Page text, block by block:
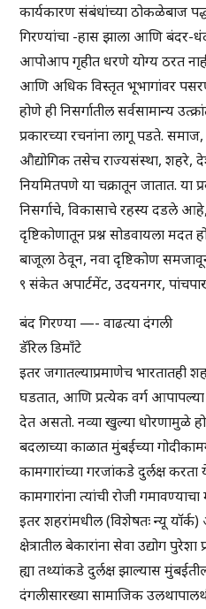
कार्यकारण संबंधांच्या ठोकळेबाज
गिरण्यांचा -हास झाला आणि बंदर-
आपोआप गृहीत धरणे योग्य ठरत
आणि अधिक विस्तृत भूभागांवर
होणे ही निसर्गातील सर्वसामान्य
प्रकारच्या रचनांना लागू पडते.
औद्योगिक तसेच राज्यसंस्था, शहरे,
नियमितपणे या चक्रातून जातात. या
निसर्गाचे, विकासाचे रहस्य दडले
दृष्टिकोणातून प्रश्न सोडवायला
बाजूला ठेवून, नवा दृष्टिकोण
९ संकेत अपार्टमेंट, उदयनगर,
बंद गिरण्या —- वाढत्या दंगली
डॅरिल डिमाँटे
इतर जगातल्याप्रमाणेच भारतातही
घडतात, आणि प्रत्येक वर्ग आपापल्या
देत असतो. नव्या खुल्या धोरणामुळे
बदलाच्या काळात मुंबईच्या
कामगारांच्या गरजांकडे दुर्लक्ष
कामगारांना त्यांची रोजी
इतर शहरांमधील (विशेषतः न्यू
क्षेत्रातील बेकारांना सेवा उद्योग
ह्या तथ्यांकडे दुर्लक्ष झाल्यास
दंगलीसारख्या सामाजिक